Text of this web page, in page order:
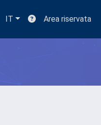
IT Area riservata